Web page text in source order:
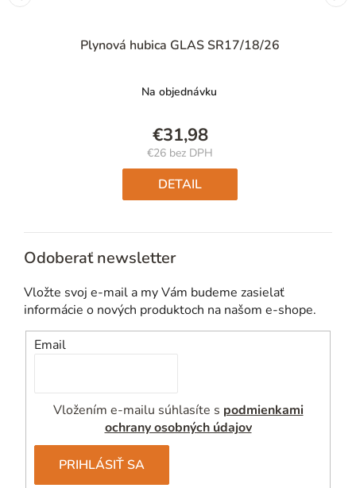
Plynová hubica GLAS SR17/18/26
Na objednávku
€31,98
€26 bez DPH
Jednotková
cena:
DETAIL
Odoberať newsletter
Vložte svoj e-mail a my Vám budeme zasielať
informácie o nových produktoch na našom e-shope.
Email
Vložením e-mailu súhlasíte s podmienkami
ochrany osobných údajov
PRIHLÁSIŤ SA